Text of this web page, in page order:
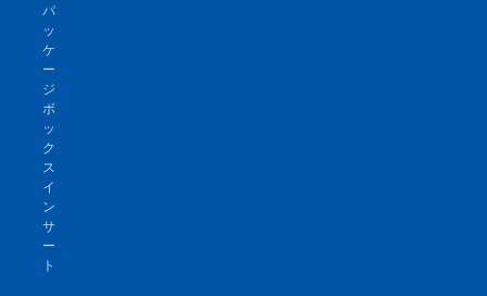
パ
ッ
ケ
ー
ジ
ボ
ッ
ク
ス
イ
ン
サ
ー
ト